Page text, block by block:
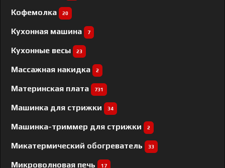
Кофемолка 20
Кухонная машина 7
Кухонные весы 23
Массажная накидка 2
Материнская плата 731
Машинка для стрижки 34
Машинка-триммер для стрижки 2
Микатермический обогреватель 33
Микроволновая печь 17